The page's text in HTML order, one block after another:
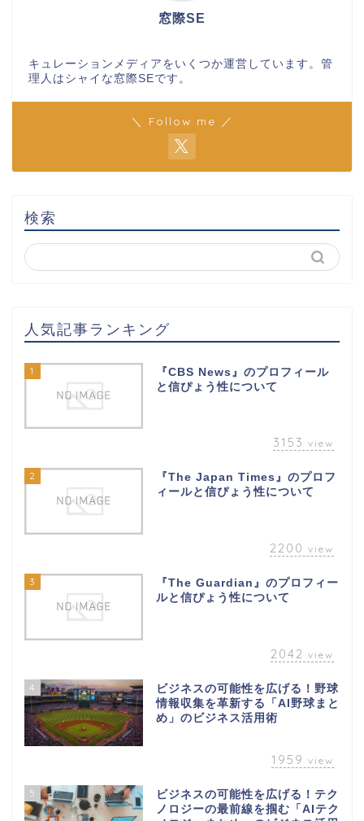
窓際SE
キュレーションメディアをいくつか運営しています。管
理人はシャイな窓際SEです。
＼ Follow me ／
検索
人気記事ランキング
1
『CBS News』のプロフィール
と信ぴょう性について
3153 view
2
『The Japan Times』のプロフ
ィールと信ぴょう性について
2200 view
3
『The Guardian』のプロフィー
ルと信ぴょう性について
2042 view
4
ビジネスの可能性を広げる！野球
情報収集を革新する「AI野球まと
め」のビジネス活用術
1959 view
5
ビジネスの可能性を広げる！テク
ノロジーの最前線を掴む「AIテク